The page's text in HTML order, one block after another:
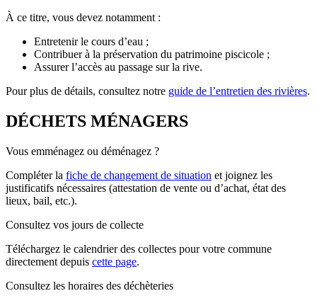
À ce titre, vous devez notamment :
Entretenir le cours d’eau ;
Contribuer à la préservation du patrimoine piscicole ;
Assurer l’accès au passage sur la rive.
Pour plus de détails, consultez notre guide de l’entretien des rivières.
DÉCHETS MÉNAGERS
Vous emménagez ou déménagez ?
Compléter la fiche de changement de situation et joignez les
justificatifs nécessaires (attestation de vente ou d’achat, état des
lieux, bail, etc.).
Consultez vos jours de collecte
Téléchargez le calendrier des collectes pour votre commune
directement depuis cette page.
Consultez les horaires des déchèteries